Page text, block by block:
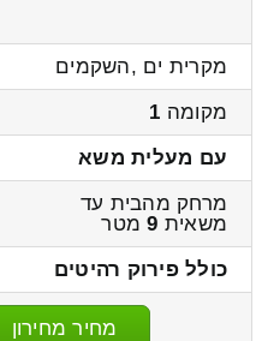
מקרית ים ,השקמים
מקומה 1
עם מעלית משא
מרחק מהבית עד
משאית 9מטר
כולל פירוק רהיטים
מחיר מחירון